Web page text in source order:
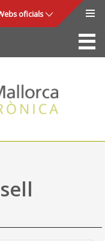
oficials
La Seu
Consell de Mallorca
Accés i seguretat
Utilitats
Ajuda